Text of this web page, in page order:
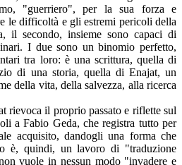
"guerriero", per la sua forza e
le difficoltà e gli estremi pericoli della
il secondo, insieme sono capaci di
I due sono un binomio perfetto,
tra loro: è una scrittura, quella di
di una storia, quella di Enajat, un
della vita, della salvezza, alla ricerca
il proprio passato e riflette sul
a Fabio Geda, che registra tutto per
acquisito, dandogli una forma che
è, quindi, un lavoro di "traduzione
vuole in nessun modo "invadere e